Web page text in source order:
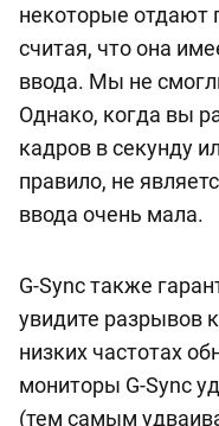
некоторые отдают
считая, что она
ввода. Мы не
Однако, когда вы
кадров в секунду
правило, не
ввода очень мала.
G-Sync также
увидите разрывов
низких частотах
мониторы G-Sync
(тем самым